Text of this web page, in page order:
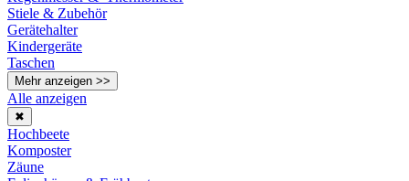
Stiele & Zubehör
Gerätehalter
Kindergeräte
Taschen
Mehr anzeigen >>
Alle anzeigen
✖
Hochbeete
Komposter
Zäune